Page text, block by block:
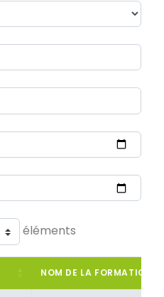
éléments
NOM DE LA FORMATION